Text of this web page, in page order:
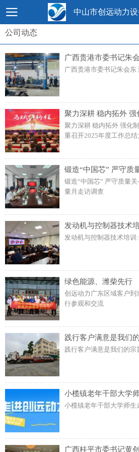
中山市创远动力设
公司动态
聚力深耕 稳内拓外 强化制造 提质增效——创远动力隆
重召开2025年度工作总结
锻造“中国芯” 严守质量
量月走访调查
发动机与控制器技术培
绿色能源、潍柴先行
创远动力广东区域客户
行参观和交流
践行客户满意是我们
践行客户满意是我们的宗
小榄镇老年干部大学
小榄镇老年干部大学师生